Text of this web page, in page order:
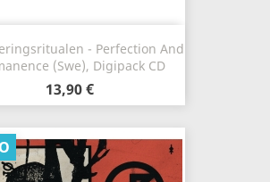
- Perfection And
(Swe), Digipack CD
13,90 €